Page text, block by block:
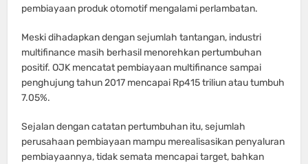
pembiayaan produk otomotif mengalami perlambatan.
Meski dihadapkan dengan sejumlah tantangan, industri
multifinance masih berhasil menorehkan pertumbuhan
positif. OJK mencatat pembiayaan multifinance sampai
penghujung tahun 2017 mencapai Rp415 triliun atau tumbuh
7.05%.
Sejalan dengan catatan pertumbuhan itu, sejumlah
perusahaan pembiayaan mampu merealisasikan penyaluran
pembiayaannya, tidak semata mencapai target, bahkan